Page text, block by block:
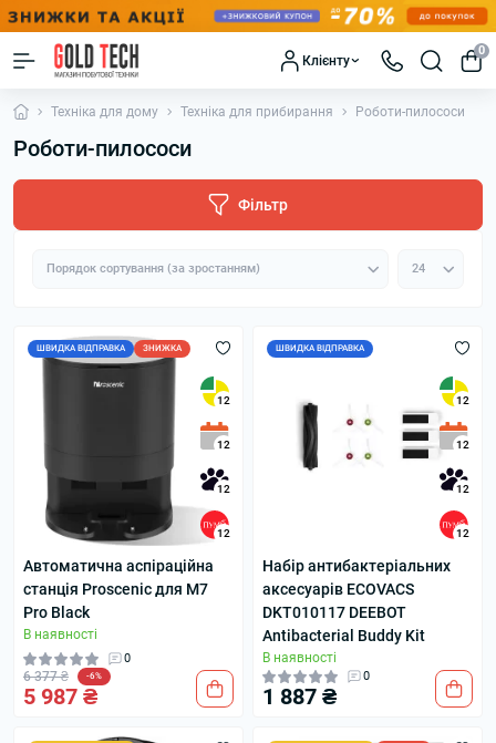
Клієнту
0
Техніка для дому Техніка для прибирання Роботи-пилососи
Роботи-пилососи
Фільтр
ШВИДКА ВІДПРАВКА ЗНИЖКА
12
12
12
12
Автоматична аспіраційна
станція Proscenic для M7
Pro Black
В наявності
0
6 377 ₴ -6%
5 987 ₴
ШВИДКА ВІДПРАВКА
12
12
12
12
Набір антибактеріальних
аксесуарів ECOVACS
DKT010117 DEEBOT
Antibacterial Buddy Kit
В наявності
0
1 887 ₴